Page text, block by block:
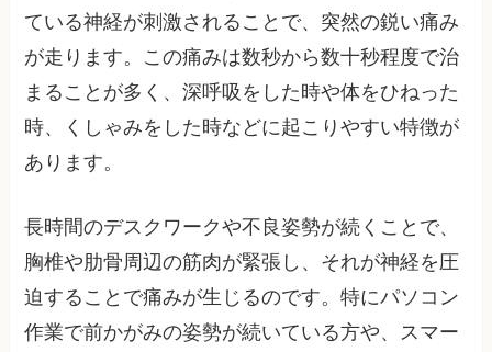
ている神経が刺激されることで、突然の鋭い痛み
が走ります。この痛みは数秒から数十秒程度で治
まることが多く、深呼吸をした時や体をひねった
時、くしゃみをした時などに起こりやすい特徴が
あります。
長時間のデスクワークや不良姿勢が続くことで、
胸椎や肋骨周辺の筋肉が緊張し、それが神経を圧
迫することで痛みが生じるのです。特にパソコン
作業で前かがみの姿勢が続いている方や、スマー